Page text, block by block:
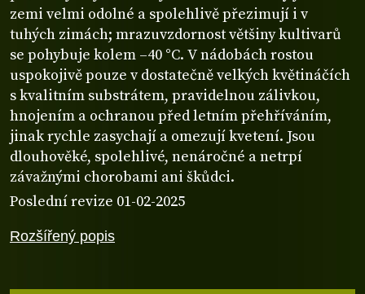
Rozšířený popis
zemi velmi odolné a spolehlivě přezimují i v
tuhých zimách; mrazuvzdornost většiny kultivarů
se pohybuje kolem –40 °C. V nádobách rostou
uspokojivě pouze v dostatečně velkých květináčích
s kvalitním substrátem, pravidelnou zálivkou,
hnojením a ochranou před letním přehříváním,
jinak rychle zasychají a omezují kvetení. Jsou
dlouhověké, spolehlivé, nenáročné a netrpí
závažnými chorobami ani škůdci.
Poslední revize 01-02-2025